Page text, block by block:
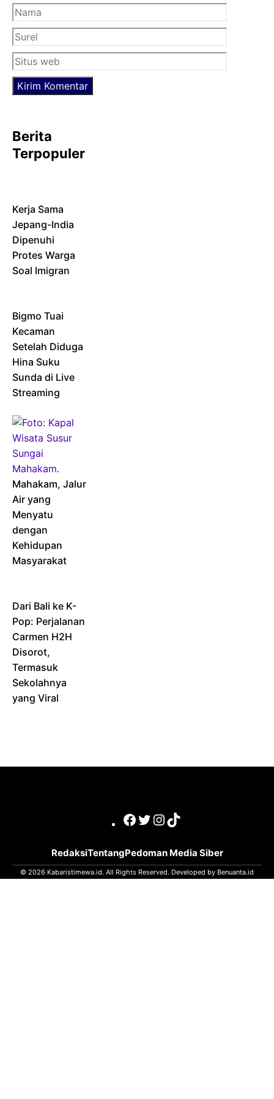
Nama
web
Berita
Terpopuler
Kerja Sama
Jepang-India
Dipenuhi
Protes Warga
Soal Imigran
Bigmo Tuai
Kecaman
Setelah Diduga
Hina Suku
Sunda di Live
Streaming
Mahakam, Jalur
Air yang
Menyatu
dengan
Kehidupan
Masyarakat
Dari Bali ke K-
Pop: Perjalanan
Carmen H2H
Disorot,
Termasuk
Sekolahnya
yang Viral
Facebook
Twitter
Instagram
TikTok
RedaksiTentangPedoman Media Siber
© 2026 Kabaristimewa.id. All Rights Reserved. Developed by Benuanta.id